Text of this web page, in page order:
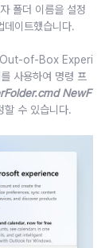
폴더 이름을 설정
이트했습니다.
of-Box Experi
사용하여 명령 프
NewF
할 수 있습니다.